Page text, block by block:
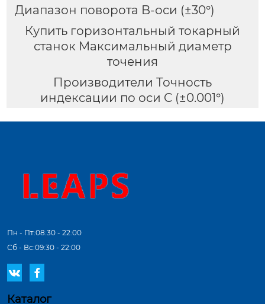
Диапазон поворота B-оси (±30°)
Купить горизонтальный токарный
станок Максимальный диаметр
точения
Производители Точность
индексации по оси C (±0.001°)
Пн - Пт:08:30 - 22:00
Сб - Вс:09:30 - 22:00
 
Каталог